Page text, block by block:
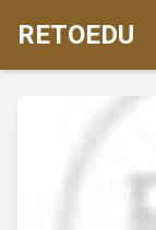
RETOEDU